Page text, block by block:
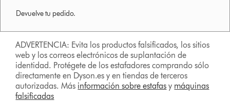
Devuelve tu pedido.
ADVERTENCIA: Evita los productos falsificados, los sitios
web y los correos electrónicos de suplantación de
identidad. Protégete de los estafadores comprando sólo
directamente en Dyson.es y en tiendas de terceros
autorizadas. Más información sobre estafas y máquinas
falsificadas